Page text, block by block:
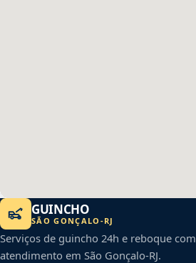
GUINCHO
SÃO GONÇALO -RJ
Serviços de guincho 24h e reboque com
atendimento em São Gonçalo-RJ.